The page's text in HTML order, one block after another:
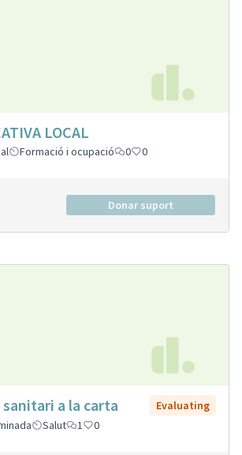
LOCAL
Formació i ocupació 0 0
Donar suport
a la carta
Evaluating
Salut 1 0